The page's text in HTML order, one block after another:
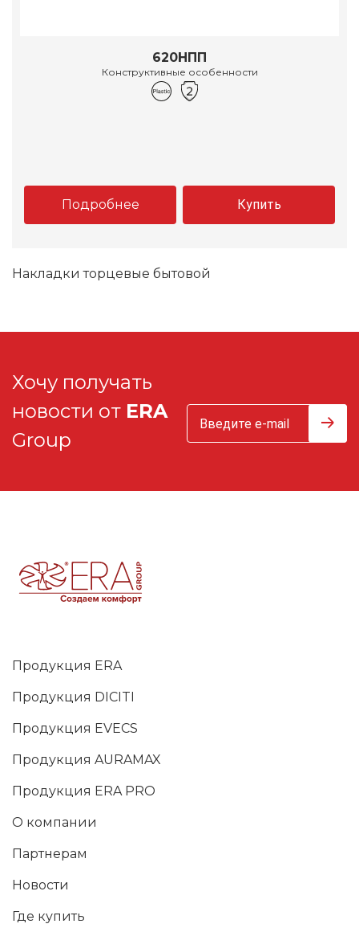
620НПП
Конструктивные особенности
Подробнее Купить
Накладки торцевые бытовой
Хочу получать
новости от ERA
Group
Продукция ERA
Продукция DICITI
Продукция EVECS
Продукция AURAMAX
Продукция ERA PRO
О компании
Партнерам
Новости
Где купить